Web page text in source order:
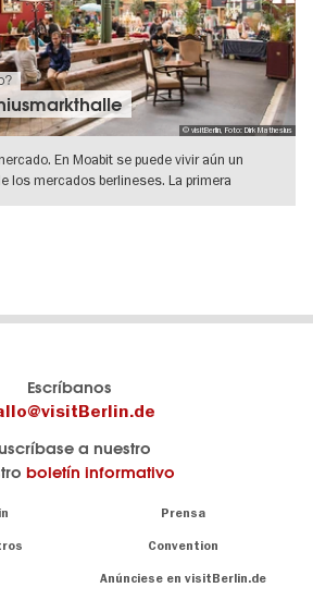
© visitBerlin, Foto: Dirk Mathesius
En Moabit se puede vivir aún un
los mercados berlineses. La primera
Escríbanos
a nuestro
boletín informativo
Prensa
Convention
Anúnciese en visitBerlin.de